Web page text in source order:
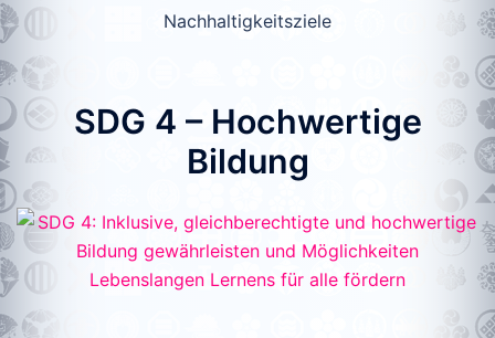
Nachhaltigkeitsziele
SDG 4 – Hochwertige
Bildung